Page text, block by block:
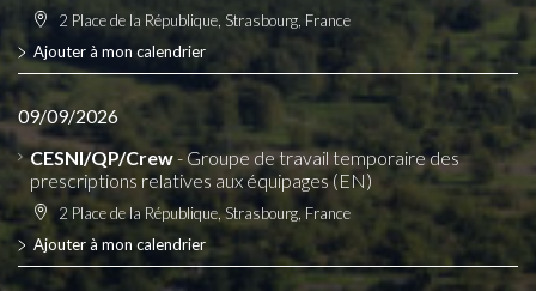
2 Place de la République, Strasbourg, France
Ajouter à mon calendrier
09/09/2026
CESNI/QP/Crew- Groupe de travail temporaire des
prescriptions relatives aux équipages (EN)
2 Place de la République, Strasbourg, France
Ajouter à mon calendrier